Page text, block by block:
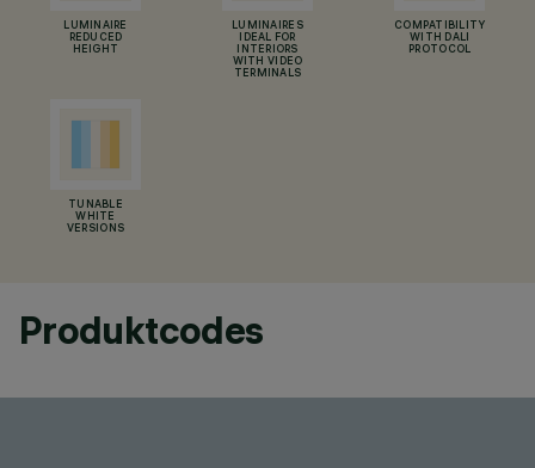
LUMINAIRE
REDUCED
HEIGHT
LUMINAIRES
IDEAL FOR
INTERIORS
WITH VIDEO
TERMINALS
COMPATIBILITY
WITH DALI
PROTOCOL
TUNABLE
WHITE
VERSIONS
Produktcodes